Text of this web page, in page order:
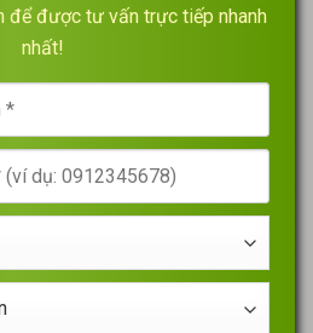
để được tư vấn trực tiếp nhanh
nhất!